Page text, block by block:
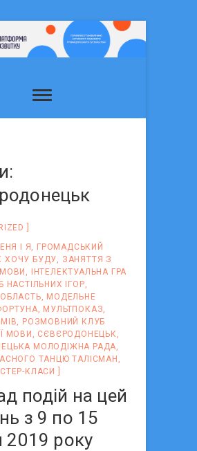
І Я
ГРОМАДСЬКИЙ
ХОЧУ БУДУ
ЗАНЯТТЯ З
ІНТЕЛЕКТУАЛЬНА ГРА
НАСТІЛЬНИХ ІГОР
МОДЕЛЬНЕ
МУЛЬТПОКАЗ
РОЗМОВНИЙ КЛУБ
МОВИ
СЄВЄРОДОНЕЦЬК
МОЛОДІЖНА РАДА
ТАНЦЮ ТАЛІСМАН
КЛАСИ
подій на цей
з 9 по 15
2019 року